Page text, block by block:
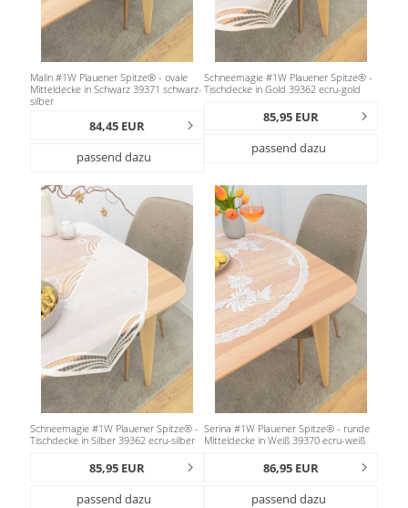
Malin #1W Plauener Spitze® - ovale
Mitteldecke in Schwarz 39371 schwarz-
silber
84,45 EUR
passend dazu
Schneemagie #1W Plauener Spitze® -
Tischdecke in Gold 39362 ecru-gold
85,95 EUR
passend dazu
Schneemagie #1W Plauener Spitze® -
Tischdecke in Silber 39362 ecru-silber
85,95 EUR
passend dazu
Serina #1W Plauener Spitze® - runde
Mitteldecke in Weiß 39370 ecru-weiß
86,95 EUR
passend dazu